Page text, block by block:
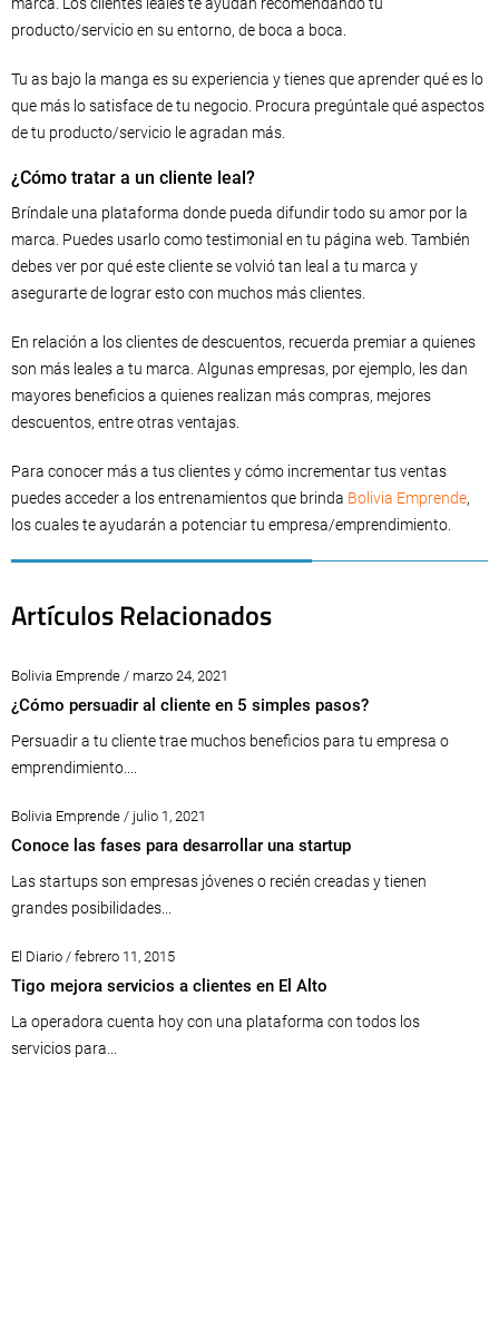
producto/servicio en su entorno, de boca a boca.
Tu as bajo la manga es su experiencia y tienes que aprender qué es lo
que más lo satisface de tu negocio. Procura pregúntale qué aspectos
de tu producto/servicio le agradan más.
¿Cómo tratar a un cliente leal?
Bríndale una plataforma donde pueda difundir todo su amor por la
marca. Puedes usarlo como testimonial en tu página web. También
debes ver por qué este cliente se volvió tan leal a tu marca y
asegurarte de lograr esto con muchos más clientes.
En relación a los clientes de descuentos, recuerda premiar a quienes
son más leales a tu marca. Algunas empresas, por ejemplo, les dan
mayores beneficios a quienes realizan más compras, mejores
descuentos, entre otras ventajas.
Para conocer más a tus clientes y cómo incrementar tus ventas
puedes acceder a los entrenamientos que brinda Bolivia Emprende,
los cuales te ayudarán a potenciar tu empresa/emprendimiento.
Artículos Relacionados
Bolivia Emprende / marzo 24, 2021
¿Cómo persuadir al cliente en 5 simples pasos?
Persuadir a tu cliente trae muchos beneficios para tu empresa o
emprendimiento....
Bolivia Emprende / julio 1, 2021
Conoce las fases para desarrollar una startup
Las startups son empresas jóvenes o recién creadas y tienen
grandes posibilidades...
El Diario / febrero 11, 2015
Tigo mejora servicios a clientes en El Alto
La operadora cuenta hoy con una plataforma con todos los
servicios para...